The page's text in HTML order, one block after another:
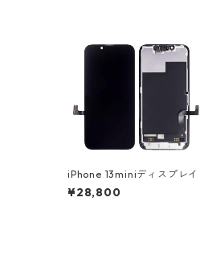
iPhone 13miniディスプレイ
¥28,800